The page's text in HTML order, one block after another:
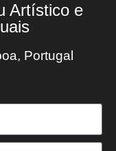
Artístico e
Portugal